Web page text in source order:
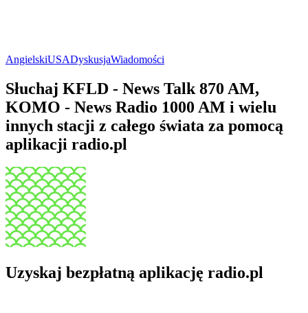
AngielskiUSADyskusjaWiadomości
Słuchaj KFLD - News Talk 870 AM,
KOMO - News Radio 1000 AM i wielu
innych stacji z całego świata za pomocą
aplikacji radio.pl
Uzyskaj bezpłatną aplikację radio.pl